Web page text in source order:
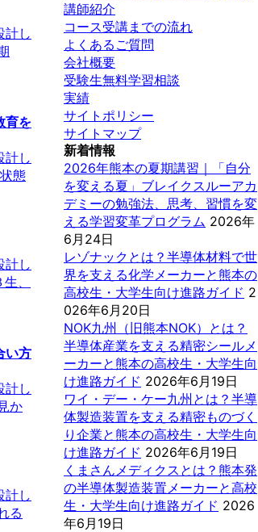
計し
育を
計し
態
計し
、
い方
計し
か
計し
る
講師紹介
コース受講までの流れ
よくあるご質問
会社概要
受験生無料学習相談
実績
サイトポリシー
サイトマップ
新着情報
2026年熊本の夏期講習｜「自分
を変える夏」ブレイクスルーアカ
デミーの勉強法、思考、習慣を変
える学習変革プログラム 2026年
6月24日
レゾナックとは？半導体材料で世
界を支える化学メーカーと熊本の
高校生・大学生向け進路ガイド 2
026年6月20日
NOK九州（旧熊本NOK）とは？
半導体産業を支える精密シールメ
ーカーと熊本の高校生・大学生向
け進路ガイド 2026年6月19日
ワイ・デー・ケー九州とは？半導
体製造装置を支える精密ものづく
り企業と熊本の高校生・大学生向
け進路ガイド 2026年6月19日
くまさんメディクスとは？熊本発
の半導体製造装置メーカーと高校
生・大学生向け進路ガイド 2026
年6月19日